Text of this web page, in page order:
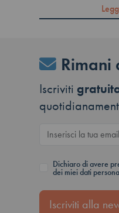
Rimani
Iscriviti
Dichiaro di avere
dei miei dati
Iscriviti alla